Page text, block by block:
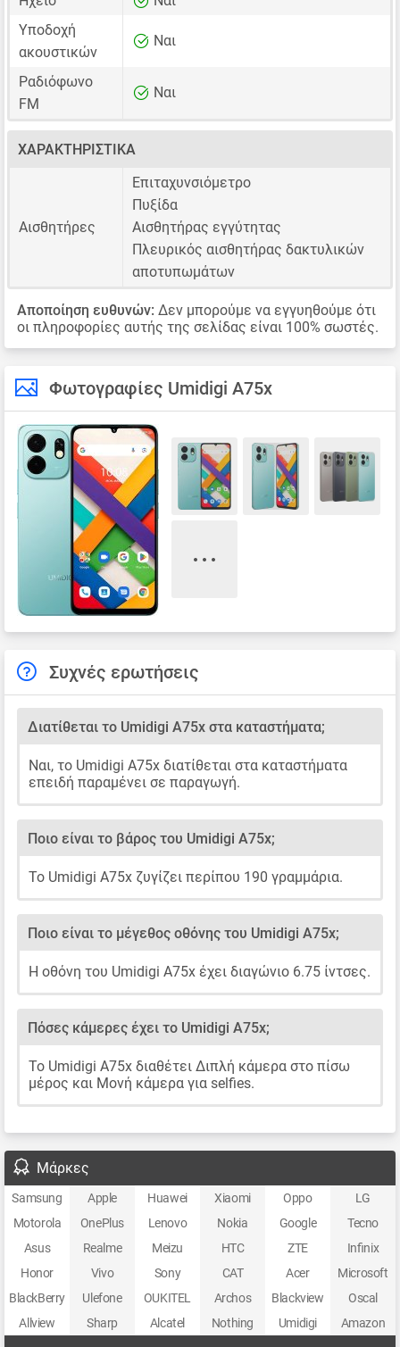
Υποδοχή
ακουστικών
Ναι
Ραδιόφωνο
FM
Ναι
ΧΑΡΑΚΤΗΡΙΣΤΙΚΆ
Αισθητήρες
Επιταχυνσιόμετρο
Πυξίδα
Αισθητήρας εγγύτητας
Πλευρικός αισθητήρας δακτυλικών
αποτυπωμάτων
Αποποίηση ευθυνών: Δεν μπορούμε να εγγυηθούμε ότι
οι πληροφορίες αυτής της σελίδας είναι 100% σωστές.
Φωτογραφίες Umidigi A75x
Συχνές ερωτήσεις
Διατίθεται το Umidigi A75x στα καταστήματα;
Ναι, το Umidigi A75x διατίθεται στα καταστήματα
επειδή παραμένει σε παραγωγή.
Ποιο είναι το βάρος του Umidigi A75x;
Το Umidigi A75x ζυγίζει περίπου 190 γραμμάρια.
Ποιο είναι το μέγεθος οθόνης του Umidigi A75x;
Η οθόνη του Umidigi A75x έχει διαγώνιο 6.75 ίντσες.
Πόσες κάμερες έχει το Umidigi A75x;
Το Umidigi A75x διαθέτει Διπλή κάμερα στο πίσω
μέρος και Μονή κάμερα για selfies.
Μάρκες
Samsung Apple Huawei Xiaomi Oppo
LG
Motorola
OnePlus Lenovo Nokia Google
Tecno
Asus
Realme Meizu HTC ZTE
Infinix
Honor
Vivo Sony CAT Acer
Microsoft
BlackBerry
Ulefone OUKITEL Archos Blackview
Oscal
Allview
Sharp Alcatel Nothing Umidigi Amazon